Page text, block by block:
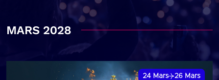
MARS 2028
24 Mars 26 Mars